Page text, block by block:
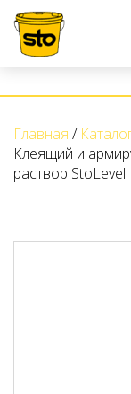
Главная
Клеящий и
раствор